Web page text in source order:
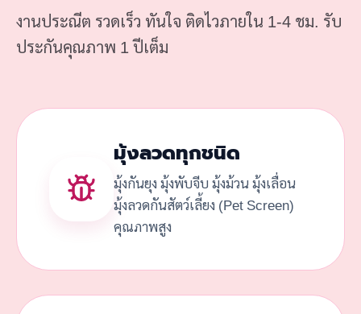
งานประณีต รวดเร็ว ทันใจ ติดไวภายใน 1-4 ชม. รับ
ประกันคุณภาพ 1 ปีเต็ม
มุ้งลวดทุกชนิด
มุ้งกันยุง มุ้งพับจีบ มุ้งม้วน มุ้งเลื่อน
มุ้งลวดกันสัตว์เลี้ยง (Pet Screen)
คุณภาพสูง